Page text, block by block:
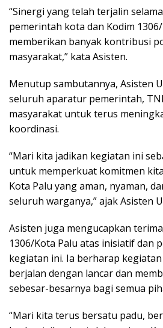
“Sinergi yang telah terjalin
pemerintah kota dan Kodim
memberikan banyak kontribusi
masyarakat,” kata Asisten.
Menutup sambutannya, Asisten
seluruh aparatur pemerintah,
masyarakat untuk terus
koordinasi.
“Mari kita jadikan kegiatan ini
untuk memperkuat komitmen
Kota Palu yang aman, nyaman,
seluruh warganya,” ajak Asisten
Asisten juga mengucapkan
1306/Kota Palu atas inisiatif dan
kegiatan ini. Ia berharap
berjalan dengan lancar dan
sebesar-besarnya bagi semua
“Mari kita terus bersatu padu,